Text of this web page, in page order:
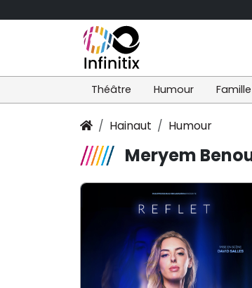
Théâtre Humour Famille
Hainaut Humour
Meryem